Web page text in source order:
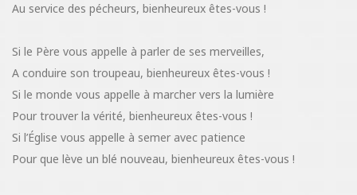
Au service des pécheurs, bienheureux êtes-vous !
Si le Père vous appelle à parler de ses merveilles,
A conduire son troupeau, bienheureux êtes-vous !
Si le monde vous appelle à marcher vers la lumière
Pour trouver la vérité, bienheureux êtes-vous !
Si l’Église vous appelle à semer avec patience
Pour que lève un blé nouveau, bienheureux êtes-vous !